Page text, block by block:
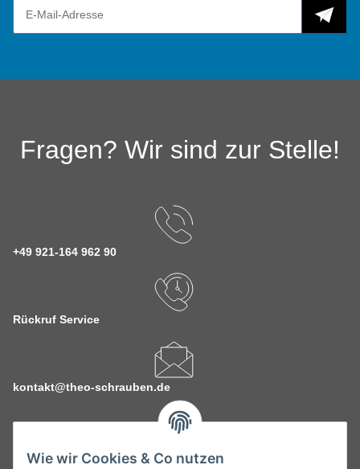
Wie wir Cookies & Co nutzen
Fragen? Wir sind zur Stelle!
+49 921-164 962 90
Rückruf Service
kontakt@theo-schrauben.de